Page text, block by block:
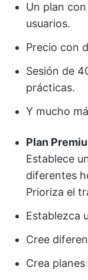
Un plan
usuarios.
Precio con
Sesión de
prácticas.
Y mucho
Plan
Establece
diferentes
Prioriza el
Establezca
Cree
Crea planes